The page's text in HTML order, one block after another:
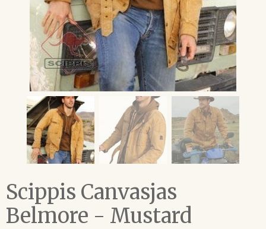
Scippis Canvasjas
Belmore - Mustard